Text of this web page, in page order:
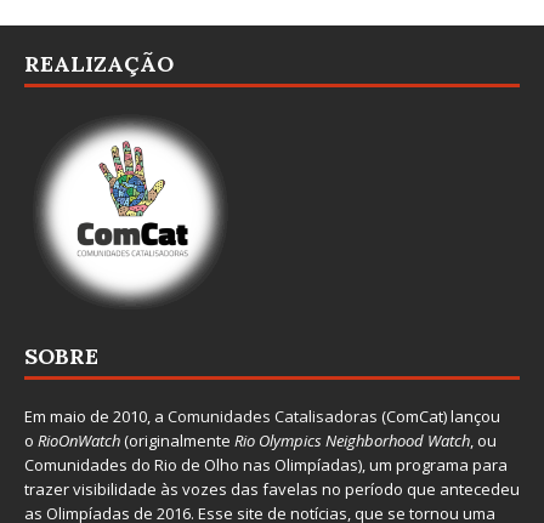
REALIZAÇÃO
SOBRE
Em maio de 2010, a Comunidades Catalisadoras (ComCat) lançou
o RioOnWatch(originalmente Rio Olympics Neighborhood Watch, ou
Comunidades do Rio de Olho nas Olimpíadas), um programa para
trazer visibilidade às vozes das favelas no período que antecedeu
as Olimpíadas de 2016. Esse site de notícias, que se tornou uma